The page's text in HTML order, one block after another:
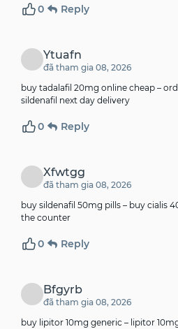
0 Reply
Ytuafn
đã tham gia 08, 2026
buy tadalafil 20mg online cheap –
sildenafil next day delivery
0 Reply
Xfwtgg
đã tham gia 08, 2026
buy sildenafil 50mg pills – buy cialis
the counter
0 Reply
Bfgyrb
đã tham gia 08, 2026
buy lipitor 10mg generic – lipitor